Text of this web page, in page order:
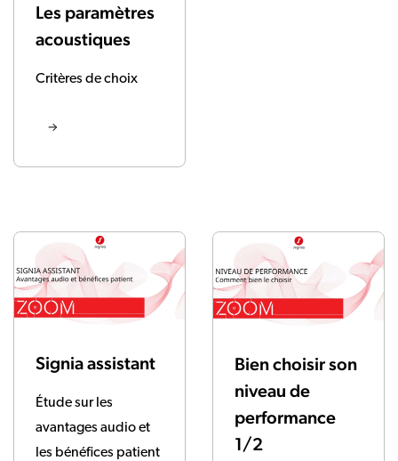
Les paramètres
acoustiques
Critères de choix
Signia assistant
Étude sur les
avantages audio et
les bénéfices patient
Bien choisir son
niveau de
performance
1/2